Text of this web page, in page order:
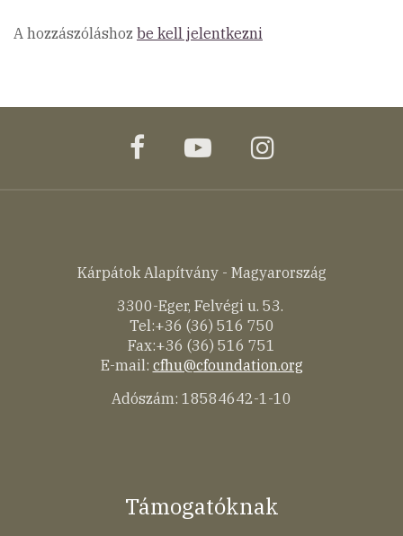
A hozzászóláshoz be kell jelentkezni
facebookyoutubeinstagram
Kárpátok Alapítvány - Magyarország
3300-Eger, Felvégi u. 53.
Tel:+36 (36) 516 750
Fax:+36 (36) 516 751
E-mail: cfhu@cfoundation.org
Adószám: 18584642-1-10
Támogatóknak